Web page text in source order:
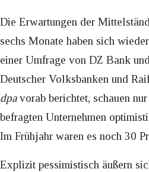
Die Erwartungen der
sechs Monate haben sich
einer Umfrage von DZ Bank
Deutscher Volksbanken und
dpavorab berichtet, schauen
befragten Unternehmen
Im Frühjahr waren es noch 30
Explizit pessimistisch äußern